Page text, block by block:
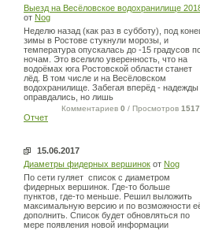
Выезд на Весёловское водохранилище
от Nog
Неделю назад (как раз в субботу), под
зимы в Ростове стукнули морозы, и
температура опускалась до -15 градусов
ночам. Это вселило уверенность, что на
водоёмах юга Ростовской области станет
лёд. В том числе и на Весёловском
водохранилище. Забегая вперёд - надежды
оправдались, но лишь
Комментариев 0 / Просмотров
Отчет
15.06.2017
Диаметры фидерных вершинок от Nog
По сети гуляет список с диаметром
фидерных вершинок. Где-то больше
пунктов, где-то меньше. Решил выложить
максимальную версию и по возможности
дополнить. Список будет обновляться по
мере появления новой информации